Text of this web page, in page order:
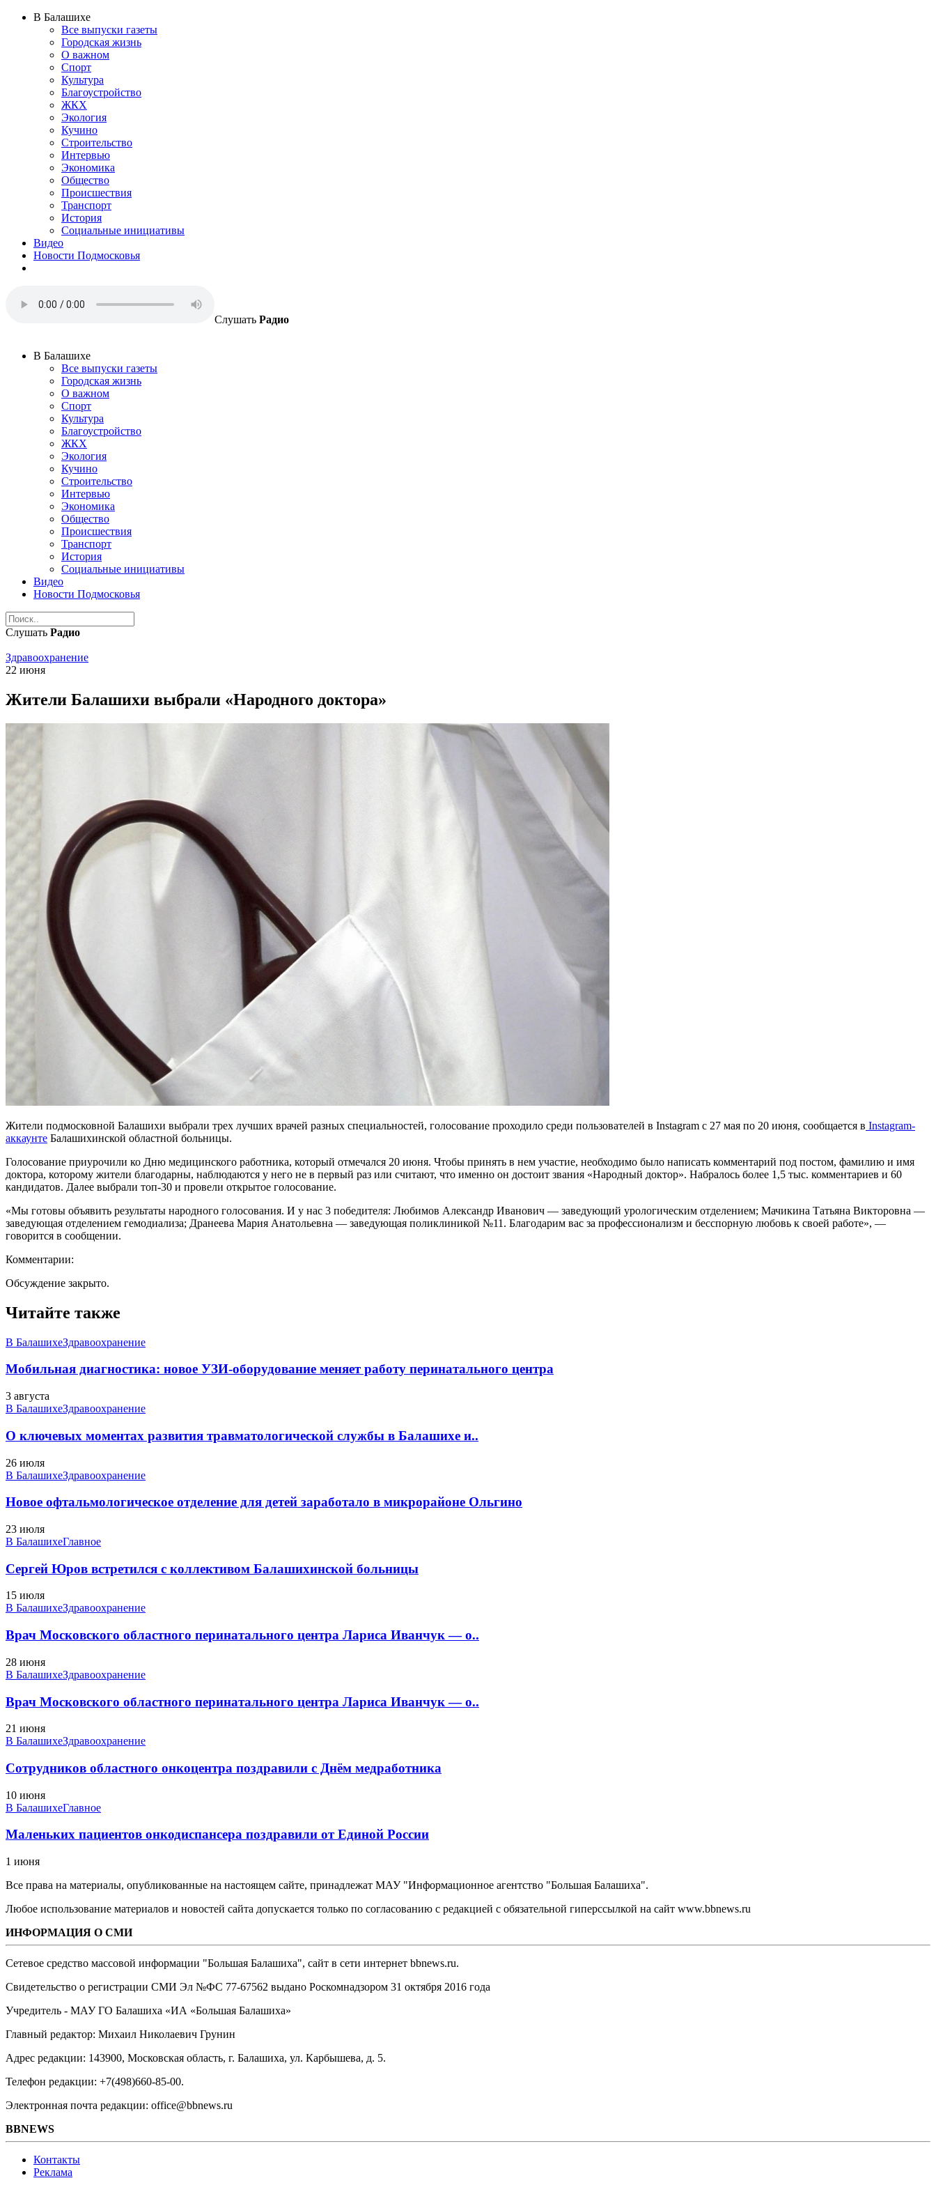
В Балашихе
Все выпуски газеты
Городская жизнь
О важном
Спорт
Культура
Благоустройство
ЖКХ
Экология
Кучино
Строительство
Интервью
Экономика
Общество
Происшествия
Транспорт
История
Социальные инициативы
Видео
Новости Подмосковья
Слушать Радио
В Балашихе
Все выпуски газеты
Городская жизнь
О важном
Спорт
Культура
Благоустройство
ЖКХ
Экология
Кучино
Строительство
Интервью
Экономика
Общество
Происшествия
Транспорт
История
Социальные инициативы
Видео
Новости Подмосковья
Слушать Радио
Здравоохранение
22 июня
Жители Балашихи выбрали «Народного доктора»
Жители подмосковной Балашихи выбрали трех лучших врачей разных специальностей, голосование проходило среди пользователей в Instagram с 27 мая по 20 июня, сообщается в Instagram-
аккаунте Балашихинской областной больницы.
Голосование приурочили ко Дню медицинского работника, который отмечался 20 июня. Чтобы принять в нем участие, необходимо было написать комментарий под постом, фамилию и имя
доктора, которому жители благодарны, наблюдаются у него не в первый раз или считают, что именно он достоит звания «Народный доктор». Набралось более 1,5 тыс. комментариев и 60
кандидатов. Далее выбрали топ-30 и провели открытое голосование.
«Мы готовы объявить результаты народного голосования. И у нас 3 победителя: Любимов Александр Иванович — заведующий урологическим отделением; Мачикина Татьяна Викторовна —
заведующая отделением гемодиализа; Дранеева Мария Анатольевна — заведующая поликлиникой №11. Благодарим вас за профессионализм и бесспорную любовь к своей работе», —
говорится в сообщении.
Комментарии:
Обсуждение закрыто.
Читайте также
В БалашихеЗдравоохранение
Мобильная диагностика: новое УЗИ-оборудование меняет работу перинатального центра
3 августа
В БалашихеЗдравоохранение
О ключевых моментах развития травматологической службы в Балашихе и..
26 июля
В БалашихеЗдравоохранение
Новое офтальмологическое отделение для детей заработало в микрорайоне Ольгино
23 июля
В БалашихеГлавное
Сергей Юров встретился с коллективом Балашихинской больницы
15 июля
В БалашихеЗдравоохранение
Врач Московского областного перинатального центра Лариса Иванчук — о..
28 июня
В БалашихеЗдравоохранение
Врач Московского областного перинатального центра Лариса Иванчук — о..
21 июня
В БалашихеЗдравоохранение
Сотрудников областного онкоцентра поздравили с Днём медработника
10 июня
В БалашихеГлавное
Маленьких пациентов онкодиспансера поздравили от Единой России
1 июня
Все права на материалы, опубликованные на настоящем сайте, принадлежат МАУ "Информационное агентство "Большая Балашиха".
Любое использование материалов и новостей сайта допускается только по согласованию с редакцией с обязательной гиперссылкой на сайт www.bbnews.ru
ИНФОРМАЦИЯ О СМИ
Сетевое средство массовой информации "Большая Балашиха", сайт в сети интернет bbnews.ru.
Свидетельство о регистрации СМИ Эл №ФС ‎77-67562 выдано Роскомнадзором 31 октября 2016 года
Учредитель - МАУ ГО Балашиха «ИА «Большая Балашиха»
Главный редактор: Михаил Николаевич Грунин
Адрес редакции: 143900, Московская область, г. Балашиха, ул. Карбышева, д. 5.
Телефон редакции: +7(498)660-85-00.
Электронная почта редакции: office@bbnews.ru
BBNEWS
Контакты
Реклама